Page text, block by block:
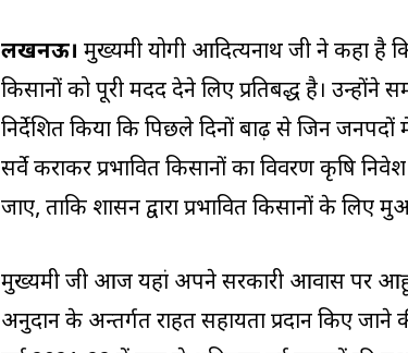
लखनऊ। मुख्यमंत्री योगी आदित्यनाथ जी ने कहा है
किसानों को पूरी मदद देने लिए प्रतिबद्ध है। उन्होंने
निर्देशित किया कि पिछले दिनों बाढ़ से जिन
सर्वे कराकर प्रभावित किसानों का विवरण कृषि
जाए, ताकि शासन द्वारा प्रभावित किसानों के लिए
मुख्यमंत्री जी आज यहां अपने सरकारी आवास पर
अनुदान के अन्तर्गत राहत सहायता प्रदान किए जाने